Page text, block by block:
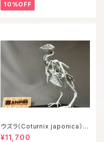
10%OFF
ウズラ（Coturnix japonica）等
倍全身骨格模型
¥11,700